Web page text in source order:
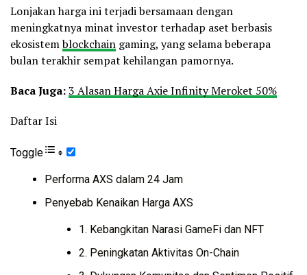
Lonjakan harga ini terjadi bersamaan dengan
meningkatnya minat investor terhadap aset berbasis
ekosistemblockchain gaming, yang selama beberapa
bulan terakhir sempat kehilangan pamornya.
Baca Juga:3 Alasan Harga Axie Infinity Meroket 50%
Daftar Isi
Toggle
Performa AXS dalam 24 Jam
Penyebab Kenaikan Harga AXS
1. Kebangkitan Narasi GameFi dan NFT
2. Peningkatan Aktivitas On-Chain